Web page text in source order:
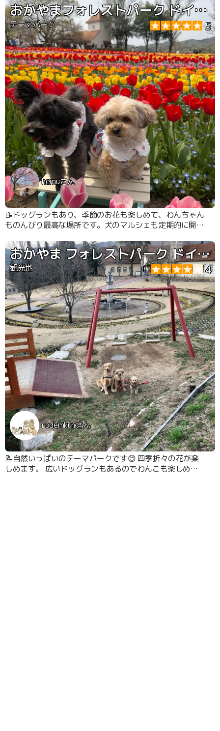
おかやまフォレストパーク ドイツの森
テーマパーク 5
hemuさん
📝ドッグランもあり、季節のお花も楽しめて、わんちゃん
ものんびり最高な場所です。犬のマルシェも定期的に開催
おかやま フォレストパーク ドイツの森
観光地 4
rodemkunさん
📝自然いっぱいのテーマパークです😊 四季折々の花が楽
しめます。 広いドッグランもあるのでわんこも楽しめま